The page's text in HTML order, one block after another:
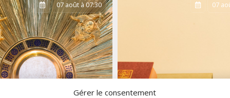
Gérer le consentement
07 août à 07:30 07